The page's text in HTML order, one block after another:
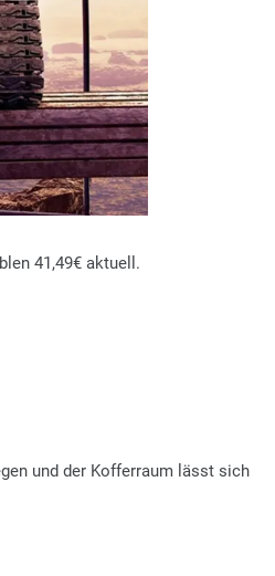
41,49€ aktuell.
und der Kofferraum lässt sich